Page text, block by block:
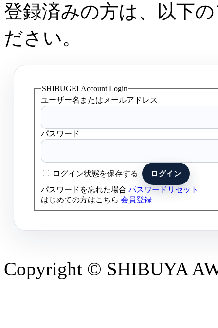
登録済みの方は、以下
ださい。
SHIBUGEI Account Login
ユーザー名またはメールアドレス
パスワード
ログイン状態を保存する
パスワードを忘れた場合パスワードリセット
はじめての方はこちら会員登録
Copyright © SHIBUYA